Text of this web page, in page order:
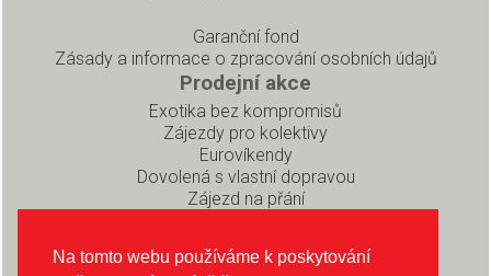
Na tomto webu používáme k poskytování
Garanční fond
Zásady a informace o zpracování osobních údajů
Prodejní akce
Exotika bez kompromisů
Zájezdy pro kolektivy
Eurovíkendy
Dovolená s vlastní dopravou
Zájezd na přání
Rezervační systém pro prodejce